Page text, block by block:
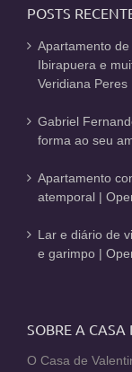
POSTS
Apartamento
Ibirapuera e
Veridiana Peres
Gabriel
forma ao seu
Apartamento
atemporal |
Lar e diário de
e garimpo |
SOBRE A CASA
O Casa de